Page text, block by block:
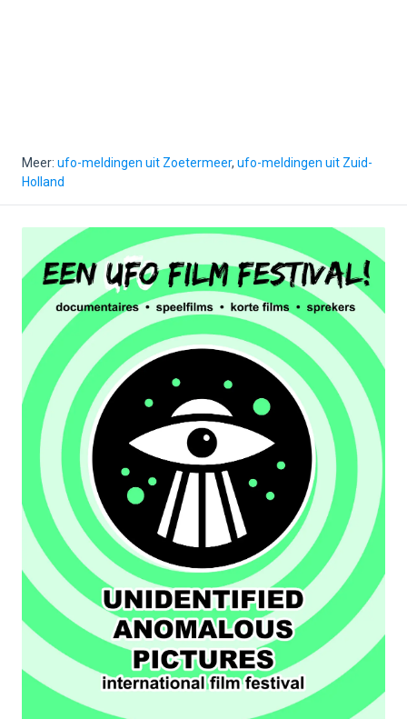
Meer: ufo-meldingen uit Zoetermeer, ufo-meldingen uit Zuid-
Holland